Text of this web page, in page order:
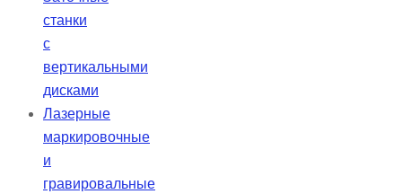
станки
с
вертикальными
дисками
Лазерные
маркировочные
и
гравировальные